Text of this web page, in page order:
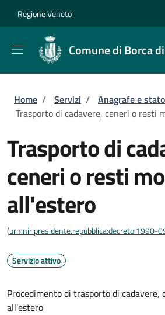
Regione Veneto
Comune di Borca
Briciole di pane
Home / Servizi / Anagrafe e
Trasporto di cadavere, ceneri o resti
Trasporto di
ceneri o resti
all'estero
(urn:nir:presidente.repubblica:decreto:1990-
Servizio attivo
Procedimento di trasporto di
all'estero